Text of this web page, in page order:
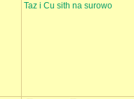
Taz i Cu sith na surowo